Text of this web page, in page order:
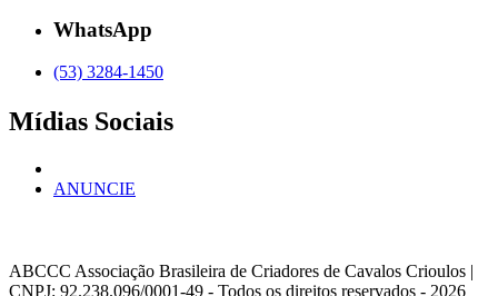
WhatsApp
(53) 3284-1450
Mídias Sociais
ANUNCIE
ABCCC Associação Brasileira de Criadores de Cavalos Crioulos |
CNPJ: 92.238.096/0001-49 - Todos os direitos reservados - 2026